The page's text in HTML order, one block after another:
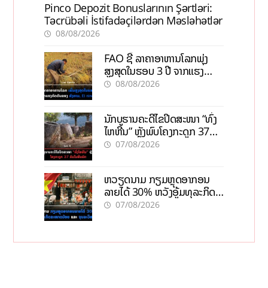
Pinco Depozit Bonuslarının Şərtləri:
Təcrübəli İstifadəçilərdən Məsləhətlər
08/08/2026
FAO ຊີ້ ລາຄາອາຫານໂລກພຸ່ງ
ສູງສຸດໃນຮອບ 3 ປີ ຈາກແຮງ
ກົດດັນຂອງສົງຄາມ, El nino
08/08/2026
ນັກບູຮານຄະດີໄຂປິດສະໜາ “ທົ່ງ
ໄຫຫີນ” ຫຼັງພົບໂຄງກະດູກ 37
ຄົນໃນຫີນຍັກ
07/08/2026
ຫວຽດນາມ ກຽມຫຼຸດອາກອນ
ລາຍໄດ້ 30% ຫວັງອູ້ມທຸລະກິດ
ຂະໜາດນ້ອຍ ແລະ ຈຸນລະ
07/08/2026